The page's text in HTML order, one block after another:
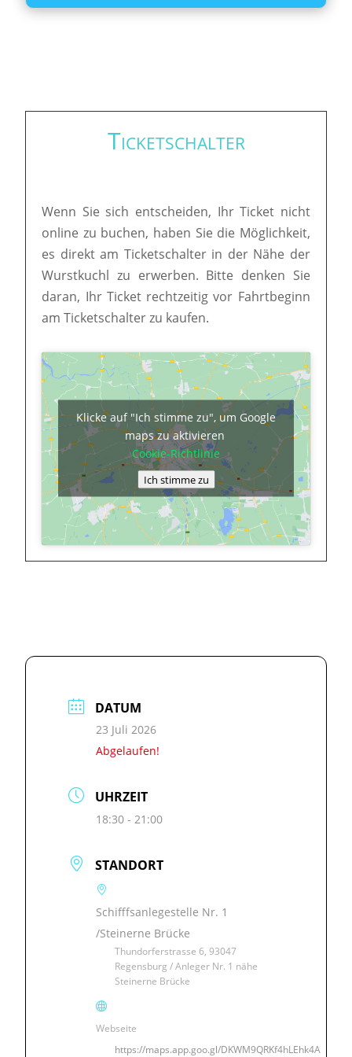
Ticketschalter
Wenn Sie sich entscheiden, Ihr Ticket nicht
online zu buchen, haben Sie die Möglichkeit,
es direkt am Ticketschalter in der Nähe der
Wurstkuchl zu erwerben. Bitte denken Sie
daran, Ihr Ticket rechtzeitig vor Fahrtbeginn
am Ticketschalter zu kaufen.
Klicke auf "Ich stimme zu", um Google
maps zu aktivieren
Cookie-Richtlinie
Ich stimme zu
DATUM
23 Juli 2026
Abgelaufen!
UHRZEIT
18:30 - 21:00
STANDORT
Schifffsanlegestelle Nr. 1
/Steinerne Brücke
Thundorferstrasse 6, 93047
Regensburg / Anleger Nr. 1 nähe
Steinerne Brücke
Webseite
https://maps.app.goo.gl/DKWM9QRKf4hLEhk4A